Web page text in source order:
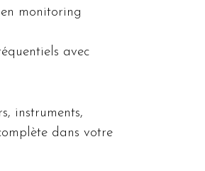
monitoring
avec
instruments,
dans votre